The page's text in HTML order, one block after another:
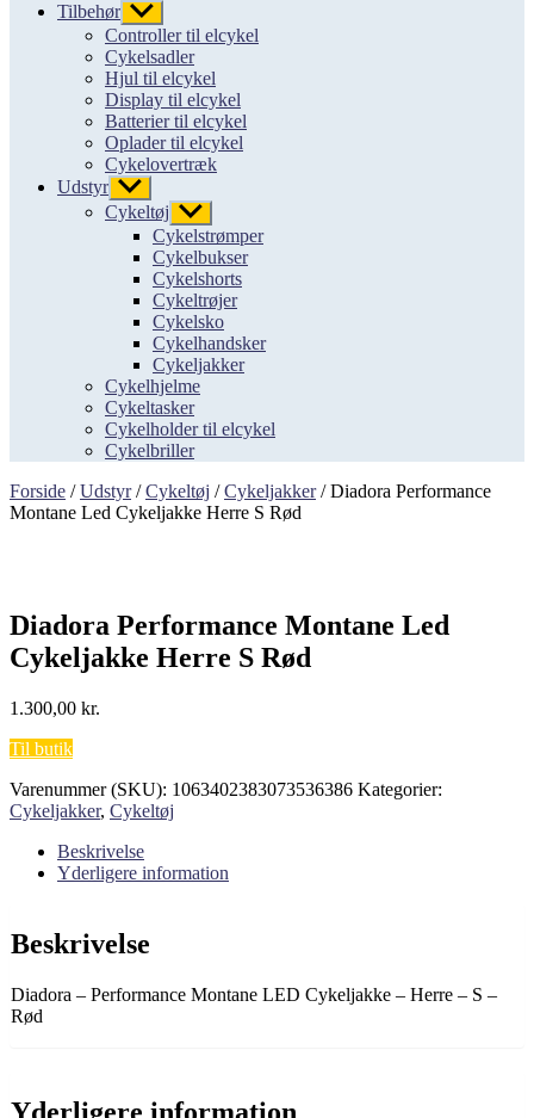
Tilbehør Vis
undermenu
Controller til elcykel
Cykelsadler
Hjul til elcykel
Display til elcykel
Batterier til elcykel
Oplader til elcykel
Cykelovertræk
Udstyr Vis
undermenu
Cykeltøj Vis
undermenu
Cykelstrømper
Cykelbukser
Cykelshorts
Cykeltrøjer
Cykelsko
Cykelhandsker
Cykeljakker
Cykelhjelme
Cykeltasker
Cykelholder til elcykel
Cykelbriller
Forside /Udstyr/Cykeltøj /Cykeljakker/ Diadora Performance
Montane Led Cykeljakke Herre S Rød
Diadora Performance Montane Led
Cykeljakke Herre S Rød
1.300,00 kr.
Til butik
Varenummer (SKU): 1063402383073536386 Kategorier:
Cykeljakker, Cykeltøj
Beskrivelse
Yderligere information
Beskrivelse
Diadora – Performance Montane LED Cykeljakke – Herre – S –
Rød
Yderligere information